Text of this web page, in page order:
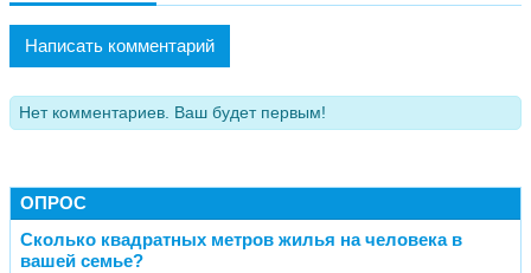
Написать комментарий
Нет комментариев. Ваш будет первым!
ОПРОС
Сколько квадратных метров жилья на человека в
вашей семье?